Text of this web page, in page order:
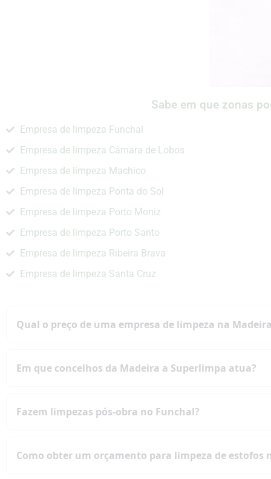
Sabe em que zonas
Empresa de limpeza Funchal
Empresa de limpeza Câmara de Lobos
Empresa de limpeza Machico
Empresa de limpeza Ponta do Sol
Empresa de limpeza Porto Moniz
Empresa de limpeza Porto Santo
Empresa de limpeza Ribeira Brava
Empresa de limpeza Santa Cruz
Qual o preço de uma empresa de limpeza na
regularcom qualidade profissional.
Em que concelhos da Madeira a Superlimpa atua?
limpeza profundaem qualquer localidade da região.
Fazem limpezas pós-obra no Funchal?
dia para o outro.
Como obter um orçamento para limpeza de estofos